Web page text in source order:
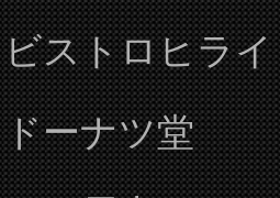
井 三宮店
井 生田坂店